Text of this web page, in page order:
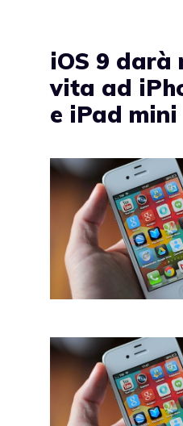
iOS 9 darà
vita ad
e iPad mini